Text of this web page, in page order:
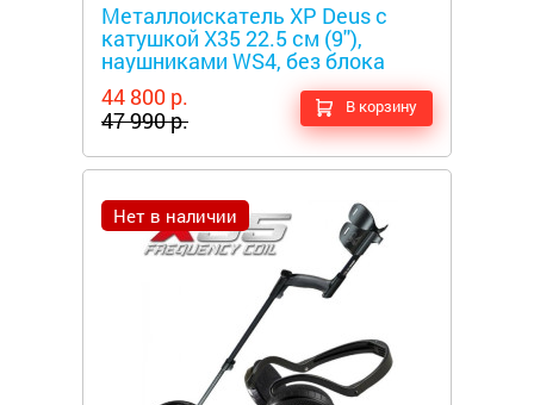
Металлоискатель XP Deus c
катушкой X35 22.5 см (9''),
наушниками WS4, без блока
44 800 р.
47 990 р.
В корзину
Нет в наличии